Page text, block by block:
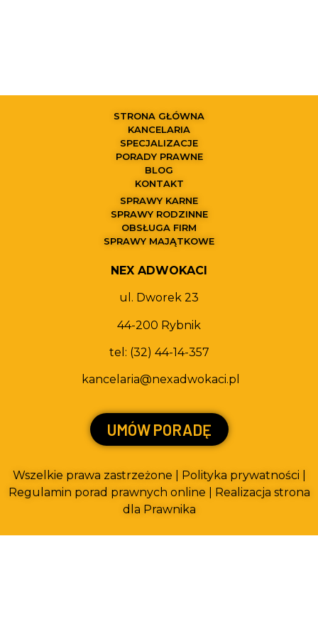
STRONA GŁÓWNA
KANCELARIA
SPECJALIZACJE
PORADY PRAWNE
BLOG
KONTAKT
SPRAWY KARNE
SPRAWY RODZINNE
OBSŁUGA FIRM
SPRAWY MAJĄTKOWE
NEX ADWOKACI
ul. Dworek 23
44-200 Rybnik
tel: (32) 44-14-357
kancelaria@nexadwokaci.pl
UMÓW PORADĘ
Wszelkie prawa zastrzeżone | Polityka prywatności
Regulamin porad prawnych online
Realizacja strona
dla Prawnika